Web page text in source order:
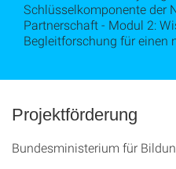
Schlüsselkomponente der
Partnerschaft - Modul 2:
Begleitforschung für einen
Projektförderung
Bundesministerium für